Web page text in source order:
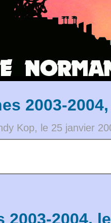
2003-
Kop, le 25 janvier
2003-2004,